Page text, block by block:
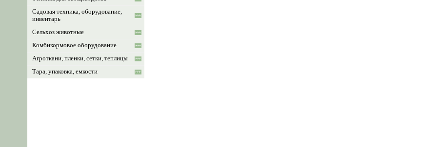
Садовая техника, оборудование,
инвентарь
Сельхоз животные
Комбикормовое оборудование
Агроткани, пленки, сетки, теплицы
Тара, упаковка, емкости